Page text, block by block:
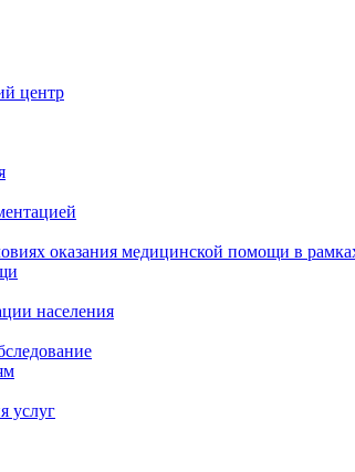
центр
оказания медицинской помощи в
населения
услуг